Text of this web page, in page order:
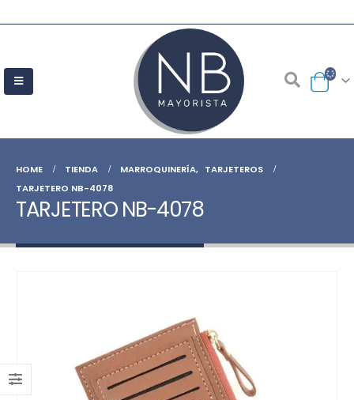
HOME TIENDA MARROQUINERÍA, TARJETEROS
TARJETERO NB-4078
TARJETERO NB-4078